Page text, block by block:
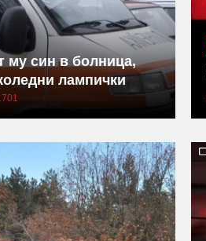
му син в болница,
лампички